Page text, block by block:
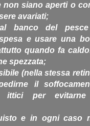
siano aperti o
avariati;
banco del
e usare una
quando fa
spezzata;
(nella stessa
il
ittici per
e in ogni caso